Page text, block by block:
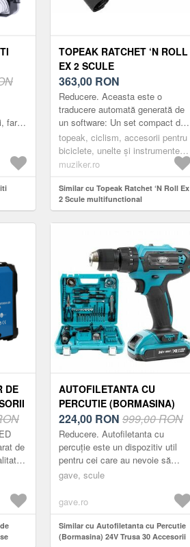
fara
alte
TOPEAK RATCHET ‘N ROLL
EX 2 SCULE
MULTIFUNCTIONAL
363,00 RON
Reducere. Aceasta este o
traducere automată generată de
un software: Un set compact de
instrumente cu clichet rulabil,
multifuncțional, cu unealtă pentru
lan...
topeak, ciclism, accesorii pentru
biciclete, unelte și instrumente
multifuncționale, scule multiple,
muziker.ro
Similar cu Topeak Ratchet ‘N Roll Ex
2 Scule multifunctional
DE
de
AUTOFILETANTA CU
PERCUTIE (BORMASINA)
24V TRUSA 30 ACCESORII 2
ACUMULATORI
224,00 RON 999,00 RON
Reducere. Autofiletanta cu
percuție este un dispozitiv util
pentru cei care au nevoie să
forajeze sau să fileteze în diferite
gave, scule
gave.ro
Similar cu Autofiletanta cu Percutie
(Bormasina) 24V Trusa 30 Accesorii